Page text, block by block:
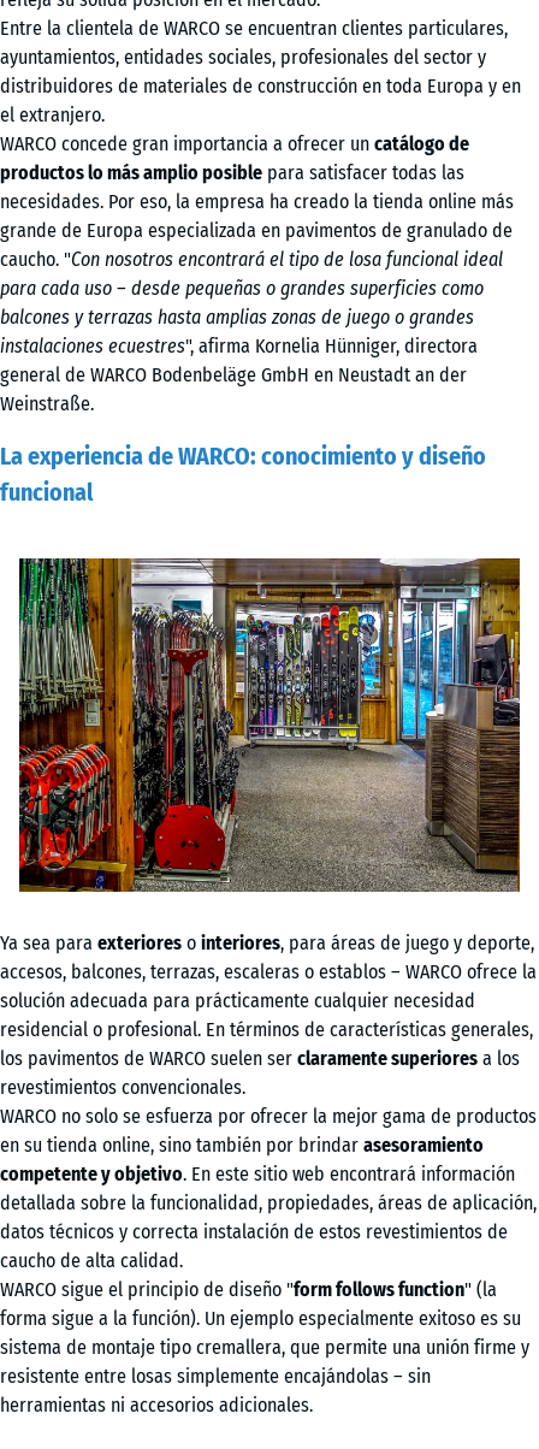
Entre la clientela de WARCO se encuentran clientes particulares,
ayuntamientos, entidades sociales, profesionales del sector y
distribuidores de materiales de construcción en toda Europa y en
el extranjero.
WARCO concede gran importancia a ofrecer un catálogo de
productos lo más amplio posible para satisfacer todas las
necesidades. Por eso, la empresa ha creado la tienda online más
grande de Europa especializada en pavimentos de granulado de
caucho. "Con nosotros encontrará el tipo de losa funcional ideal
para cada uso – desde pequeñas o grandes superficies como
balcones y terrazas hasta amplias zonas de juego o grandes
instalaciones ecuestres", afirma Kornelia Hünniger, directora
general de WARCO Bodenbeläge GmbH en Neustadt an der
Weinstraße.
La experiencia de WARCO: conocimiento y diseño
funcional
Ya sea para exteriores o interiores, para áreas de juego y deporte,
accesos, balcones, terrazas, escaleras o establos – WARCO ofrece la
solución adecuada para prácticamente cualquier necesidad
residencial o profesional. En términos de características generales,
los pavimentos de WARCO suelen ser claramente superiores a los
revestimientos convencionales.
WARCO no solo se esfuerza por ofrecer la mejor gama de productos
en su tienda online, sino también por brindar asesoramiento
competente y objetivo. En este sitio web encontrará información
detallada sobre la funcionalidad, propiedades, áreas de aplicación,
datos técnicos y correcta instalación de estos revestimientos de
caucho de alta calidad.
WARCO sigue el principio de diseño "form follows function" (la
forma sigue a la función). Un ejemplo especialmente exitoso es su
sistema de montaje tipo cremallera, que permite una unión firme y
resistente entre losas simplemente encajándolas – sin
herramientas ni accesorios adicionales.